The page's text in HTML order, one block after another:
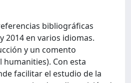
bibliográficas
2014 en varios idiomas.
y un comento
Con esta
facilitar el estudio de la